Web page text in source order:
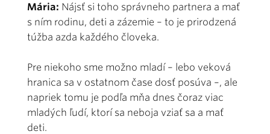
Mária: Nájsť si toho správneho partnera a mať
s ním rodinu, deti a zázemie – to je prirodzená
túžba azda každého človeka.
Pre niekoho sme možno mladí – lebo veková
hranica sa v ostatnom čase dosť posúva –, ale
napriek tomu je podľa mňa dnes čoraz viac
mladých ľudí, ktorí sa neboja vziať sa a mať
deti.